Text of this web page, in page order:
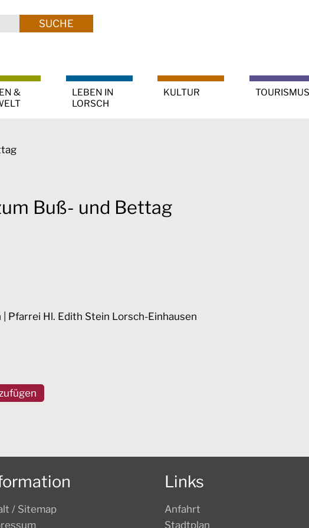
SUCHE
&
LEBEN IN
LORSCH
KULTUR TOURISMUS
Buß- und Bettag
Pfarrei Hl. Edith Stein Lorsch-Einhausen
/ Sitemap
Links
Anfahrt
Stadtplan